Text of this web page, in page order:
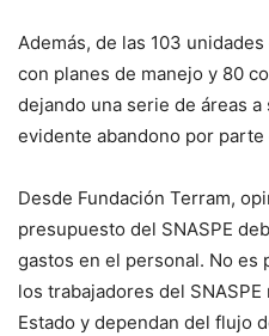
Además, de las 103
con planes de manejo y 80
dejando una serie de áreas
evidente abandono por parte
Desde Fundación Terram,
presupuesto del SNASPE
gastos en el personal. No es
los trabajadores del
Estado y dependan del flujo